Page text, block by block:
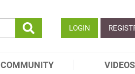
LOGIN
COMMUNITY VIDEOS